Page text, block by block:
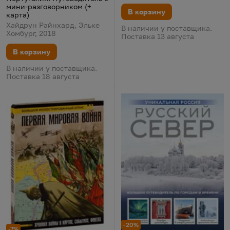
мини-разговорником (+
карта)
Хайдрун Райнхард, Эльке
Хомбург, 2018
В корзину
В наличии у поставщика.
Поставка 18 августа
В корзину
В наличии у поставщика.
Поставка 13 августа
-20%